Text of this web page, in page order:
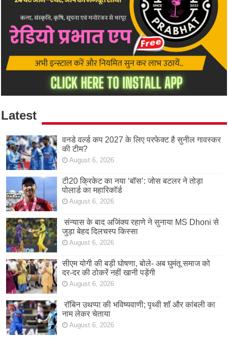
Latest
वनडे वर्ल्ड कप 2027 के लिए परफेक्ट है सुनील गावस्कर
की टीम?
August 6, 2026
टी20 क्रिकेट का नया ‘बॉस’: जोस बटलर ने तोड़ा
पोलार्ड का महारिकॉर्ड
August 6, 2026
संन्यास के बाद अजिंक्‍य रहाणे ने सुनाया MS Dhoni से
जुड़ा बेहद दिलचस्प किस्सा
August 6, 2026
सीएम योगी की बड़ी घोषणा, बोले- अब घुमंतू समाज को
दर-दर की ठोकरें नहीं खानी पड़ेंगी
August 6, 2026
रॉबिन उथप्पा की भविष्यवाणी; पृथ्वी शॉ और कांबली का
नाम लेकर चेताया
August 6, 2026